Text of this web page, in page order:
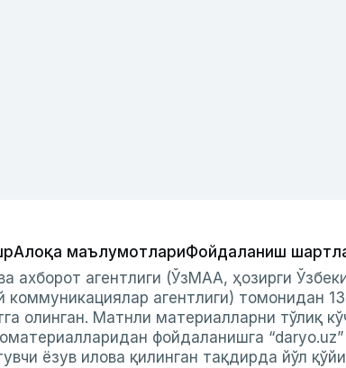
Алоқа маълумотлариФойдаланиш
ахборот агентлиги (ЎзМАА, ҳозирги
агентлиги) томонидан
олинган. Матнли материалларни тўлиқ
фойдаланишга
ёзув илова қилинган тақдирда йўл